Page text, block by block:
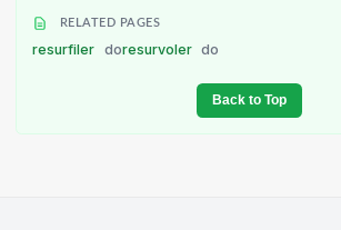
RELATED PAGES
resurfiler doresurvoler do
Back to Top